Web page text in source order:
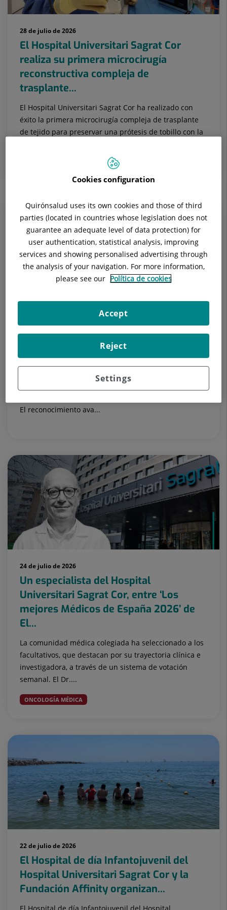
28 de julio de 2026
El Hospital Universitari Sagrat Cor
realiza su primera microcirugía
reconstructiva compleja de
trasplante...
El Hospital Universitari Sagrat Cor ha realizado con
éxito la primera microcirugía compleja de trasplante
de tejido para preservar una prótesis de tobillo con la
CIRUGÍA PLÁSTICA, ESTÉTICA Y REPARADORA
El Hospital Universitari Sagrat Cor y el
Hospital Universitari General de
Catalunya obtienen la acreditación...
El Hospital Universitari Sagrat Cor y el Hospital
Universitari General de Catalunya han obtenido la
El reconocimiento ava...
24 de julio de 2026
Un especialista del Hospital
Universitari Sagrat Cor, entre ‘Los
mejores Médicos de España 2026’ de
El...
La comunidad médica colegiada ha seleccionado a los
facultativos, que destacan por su trayectoria clínica e
investigadora, a través de un sistema de votación
semanal. El Dr....
ONCOLOGÍA MÉDICA
22 de julio de 2026
El Hospital de día Infantojuvenil del
Hospital Universitari Sagrat Cor y la
Fundación Affinity organizan...
El Hospital de día Infantojuvenil del Hospital
Cookies configuration
Quirónsalud uses its own cookies and those of third
parties (located in countries whose legislation does not
guarantee an adequate level of data protection) for
user authentication, statistical analysis, improving
services and showing personalised advertising through
the analysis of your navigation. For more information,
please see our Política de cookies
Settings
Reject
Accept